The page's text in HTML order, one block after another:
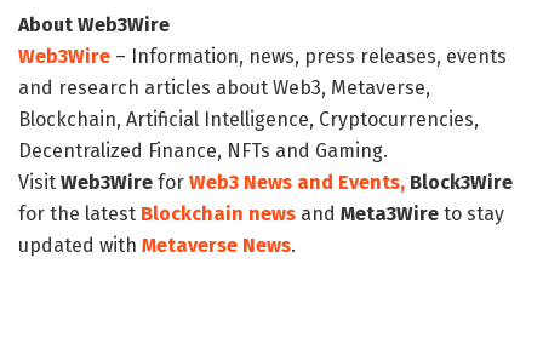
About Web3Wire
Web3Wire – Information, news, press releases, events
and research articles about Web3, Metaverse,
Blockchain, Artificial Intelligence, Cryptocurrencies,
Decentralized Finance, NFTs and Gaming.
Visit Web3Wire for Web3 News and Events, Block3Wire
for the latest Blockchain news and Meta3Wire to stay
updated with Metaverse News.